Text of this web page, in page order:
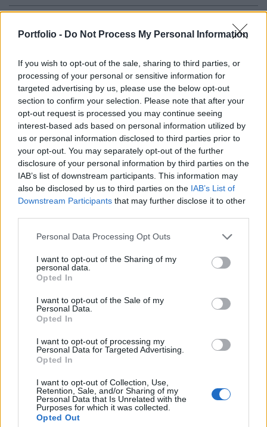
Portfolio - Do Not Process My Personal Information
If you wish to opt-out of the sale, sharing to third parties, or
processing of your personal or sensitive information for
targeted advertising by us, please use the below opt-out
section to confirm your selection. Please note that after your
opt-out request is processed you may continue seeing
interest-based ads based on personal information utilized by
us or personal information disclosed to third parties prior to
your opt-out. You may separately opt-out of the further
disclosure of your personal information by third parties on the
IAB’s list of downstream participants. This information may
also be disclosed by us to third parties on the IAB’s List of
Downstream Participants that may further disclose it to other
Personal Data Processing Opt Outs
I want to opt-out of the Sharing of my
personal data.
Opted In
I want to opt-out of the Sale of my
Personal Data.
Opted In
I want to opt-out of processing my
Personal Data for Targeted Advertising.
Opted In
I want to opt-out of Collection, Use,
Retention, Sale, and/or Sharing of my
Personal Data that Is Unrelated with the
Purposes for which it was collected.
Opted Out
2004. augusztus 10. 15:20
Az Egyesült Államok Munkaügyi Minisztériuma
által közölt legfrissebb adatok szerint 2004.
második negyedévében a 2-2.3 százalék között
szóródott előrejelzésekkel szemben 2.9%-kal nőtt
a termelékenység a nem mezőgazdasági
szektorokban az első negyedévhez képest. A
szintén szezonálisan kiigazított és évesített
adatok szerint a termékegységre eső bérköltség
(ULC) 1.9%-kal haladta meg az első negyedéves
szintet, mely az elmúlt két év legmagasabb
gyorsulási ütemét jelzi. Elemzők itt 2%-os
értékkel számoltak.
A felülvizsgált adatok szerint a termelékenység 2004. első
negyedévében negyedéves viszonylatban 3.7%-os
feldolgozóiparon belül negyedéves alapon 7.5%-ra gyorsult
a termelékenységnövekedés a második negyedévben az
időszakban átlagosan 0.3%-kal haladta meg az előző...
KEDVES OLVASÓNK!
A keresett cikk a portfolio.hu hírarchívumához
tartozik, melynek olvasása előfizetéses